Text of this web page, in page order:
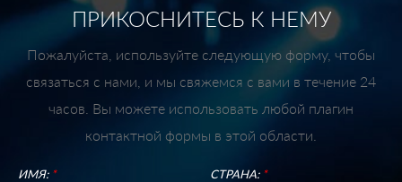
ПРИКОСНИТЕСЬ К НЕМУ
Пожалуйста, используйте следующую форму, чтобы
связаться с нами, и мы свяжемся с вами в течение 24
часов. Вы можете использовать любой плагин
контактной формы в этой области.
ИМЯ: * СТРАНА: *